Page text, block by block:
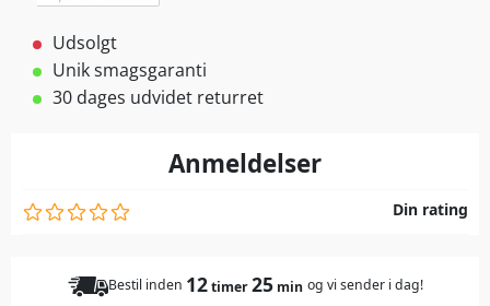
Udsolgt
Unik smagsgaranti
30 dages udvidet returret
Anmeldelser
Din rating
Bestil inden 12timer25 min og vi sender i dag!